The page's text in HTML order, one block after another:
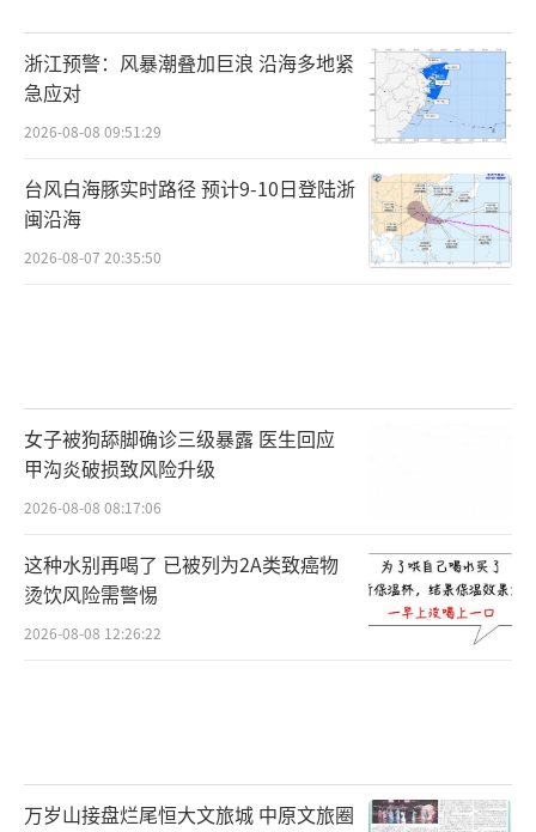
浙江预警：风暴潮叠加巨浪 沿海多地紧
急应对
2026-08-08 09:51:29
台风白海豚实时路径 预计9-10日登陆浙
闽沿海
2026-08-07 20:35:50
女子被狗舔脚确诊三级暴露 医生回应
甲沟炎破损致风险升级
2026-08-08 08:17:06
这种水别再喝了 已被列为2A类致癌物
烫饮风险需警惕
2026-08-08 12:26:22
万岁山接盘烂尾恒大文旅城 中原文旅圈